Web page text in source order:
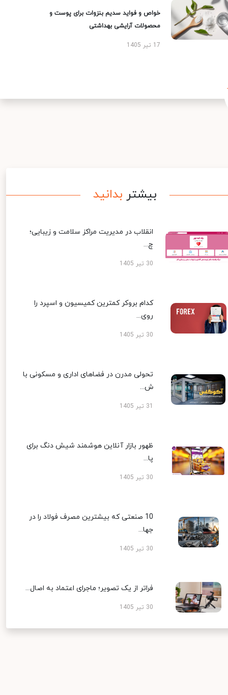
خواص و فواید سدیم بنزوات برای پوست و
محصولات آرایشی بهداشتی
17 تیر 1405
بیشتر بدانید
انقلاب در مدیریت مراکز سلامت و زیبایی؛
چ...
30 تیر 1405
کدام بروکر کمترین کمیسیون و اسپرد را
روی...
30 تیر 1405
تحولی مدرن در فضاهای اداری و مسکونی با
ش...
ظهور بازار آنلاین هوشمند شیش دنگ برای
پا...
30 تیر 1405
10 صنعتی که بیشترین مصرف فولاد را در
جها...
30 تیر 1405
فراتر از یک تصویر؛ ماجرای اعتماد به اصال...
30 تیر 1405